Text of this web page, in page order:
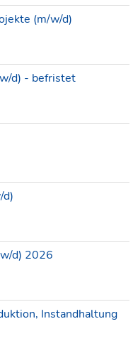
(m/w/d)
d) - befristet
d) 2026
Instandhaltung